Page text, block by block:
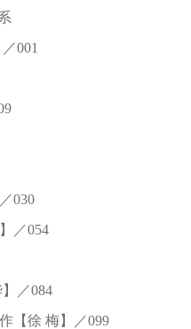
001
030
／054
／084
【徐 梅】／099